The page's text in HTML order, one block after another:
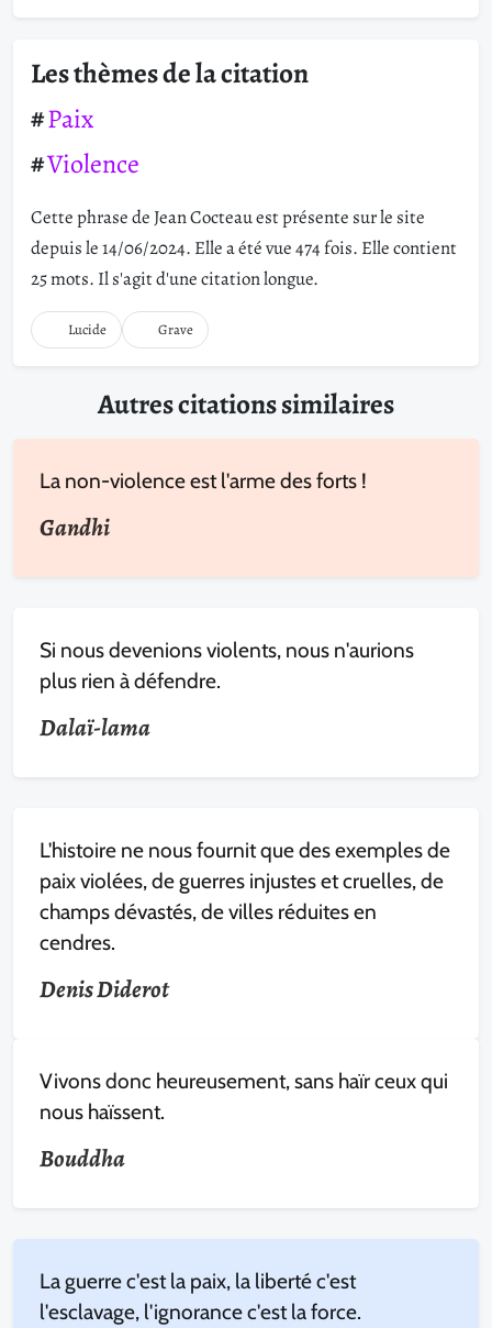
Les thèmes de la citation
Paix
Violence
Cette phrase de Jean Cocteau est présente sur le site
depuis le 14/06/2024. Elle a été vue 474 fois. Elle contient
25 mots. Il s'agit d'une citation longue.
Lucide Grave
Autres citations similaires
La non-violence est l'arme des forts !
Gandhi
Si nous devenions violents, nous n'aurions
plus rien à défendre.
Dalaï-lama
L'histoire ne nous fournit que des exemples de
paix violées, de guerres injustes et cruelles, de
champs dévastés, de villes réduites en
cendres.
Denis Diderot
Vivons donc heureusement, sans haïr ceux qui
nous haïssent.
Bouddha
La guerre c'est la paix, la liberté c'est
l'esclavage, l'ignorance c'est la force.